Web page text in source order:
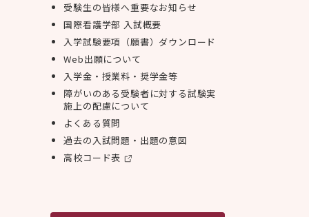
受験生の皆様へ重要なお知らせ
国際看護学部 入試概要
入学試験要項（願書）ダウンロード
Web出願について
入学金・授業料・奨学金等
障がいのある受験者に対する試験実
施上の配慮について
よくある質問
過去の入試問題・出題の意図
高校コード表